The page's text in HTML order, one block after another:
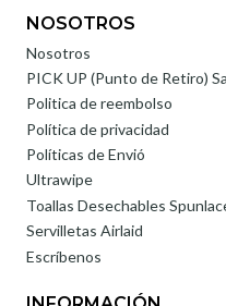
NOSOTROS
Nosotros
PICK UP (Punto de Retiro)
Politica de reembolso
Política de privacidad
Políticas de Envió
Ultrawipe
Toallas Desechables
Servilletas Airlaid
Escríbenos